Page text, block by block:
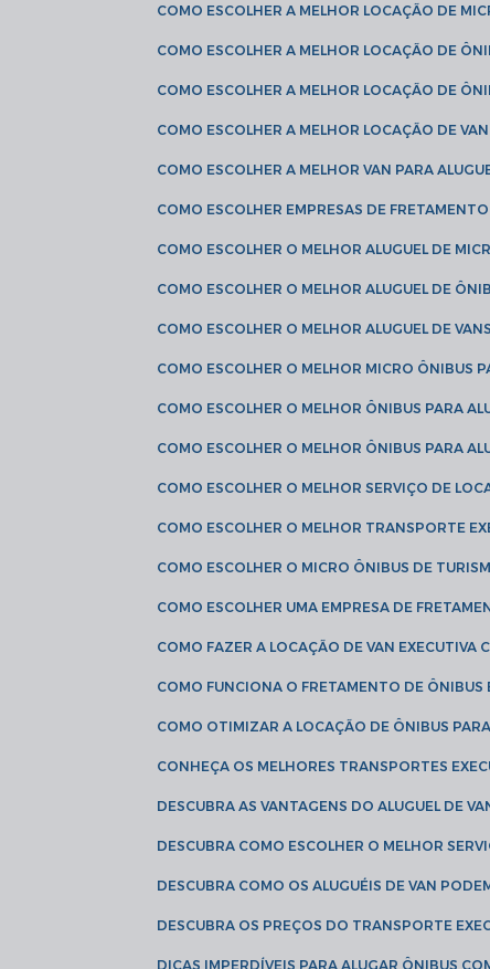
COMO ESCOLHER A MELHOR LOCAÇÃO DE
COMO ESCOLHER A MELHOR LOCAÇÃO DE
COMO ESCOLHER A MELHOR LOCAÇÃO DE
COMO ESCOLHER A MELHOR LOCAÇÃO DE
COMO ESCOLHER A MELHOR VAN PARA
COMO ESCOLHER EMPRESAS DE
COMO ESCOLHER O MELHOR ALUGUEL DE
COMO ESCOLHER O MELHOR ALUGUEL DE
COMO ESCOLHER O MELHOR ALUGUEL DE
COMO ESCOLHER O MELHOR MICRO ÔNIBUS
COMO ESCOLHER O MELHOR ÔNIBUS PARA
COMO ESCOLHER O MELHOR ÔNIBUS PARA
COMO ESCOLHER O MELHOR SERVIÇO DE
COMO ESCOLHER O MELHOR TRANSPORTE
COMO ESCOLHER O MICRO ÔNIBUS DE
COMO ESCOLHER UMA EMPRESA DE
COMO FAZER A LOCAÇÃO DE VAN
COMO FUNCIONA O FRETAMENTO DE ÔNIBUS
COMO OTIMIZAR A LOCAÇÃO DE ÔNIBUS
CONHEÇA OS MELHORES TRANSPORTES
DESCUBRA AS VANTAGENS DO ALUGUEL DE
DESCUBRA COMO ESCOLHER O MELHOR
DESCUBRA COMO OS ALUGUÉIS DE VAN
DESCUBRA OS PREÇOS DO TRANSPORTE
DICAS IMPERDÍVEIS PARA ALUGAR ÔNIBUS